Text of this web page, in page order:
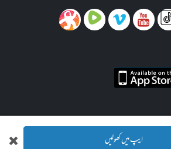
ایپ میں کھولیں